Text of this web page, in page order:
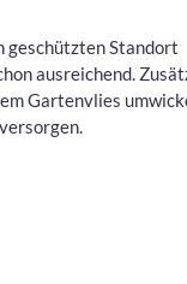
geschützten Standort
ausreichend.
Gartenvlies